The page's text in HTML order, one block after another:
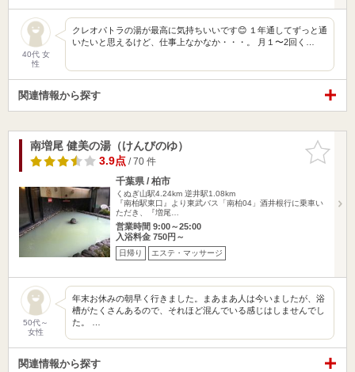
40代 女
性
クレオパトラの湯が最高に気持ちいいです😊 １年通してずっと通
いたいと思えるけど、仕事上なかなか・・・。 月１〜2回く…
関連情報から探す
お気に入
りに追加
南増尾 健美の湯（けんびのゆ）
3.9点/ 70 件
千葉県 / 柏市
くぬぎ山駅4.24km 逆井駅1.08km
『南柏駅東口』より東武バス「南柏04」酒井根行に乗車い
ただき、『増尾…
営業時間 9:00～25:00
入浴料金 750円～
日帰り エステ・マッサージ
50代～
女性
年末お休みの朝早く行きました。まあまあ人は今いましたが、浴
槽がたくさんあるので、それほど混んでいる感じはしませんでし
た。 …
関連情報から探す